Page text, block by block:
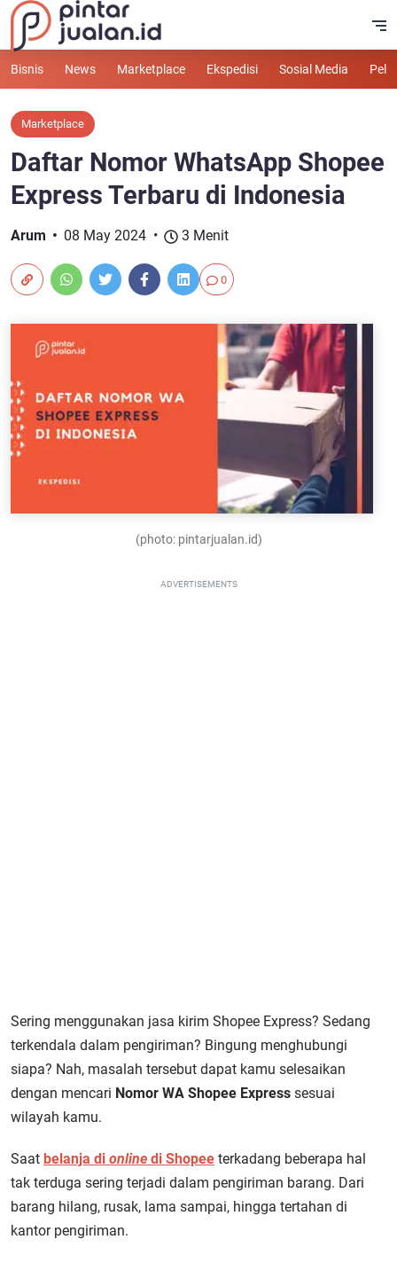
Bisnis News Marketplace Ekspedisi Sosial Media
Marketplace
Daftar Nomor WhatsApp Shopee
Express Terbaru di Indonesia
Arum 08 May 2024 3 Menit
0
(photo: pintarjualan.id)
ADVERTISEMENTS
Sering menggunakan jasa kirim Shopee Express? Sedang
terkendala dalam pengiriman? Bingung menghubungi
siapa? Nah, masalah tersebut dapat kamu selesaikan
dengan mencari Nomor WA Shopee Express sesuai
wilayah kamu.
Saat belanja di online di Shopee terkadang beberapa hal
tak terduga sering terjadi dalam pengiriman barang. Dari
barang hilang, rusak, lama sampai, hingga tertahan di
kantor pengiriman.